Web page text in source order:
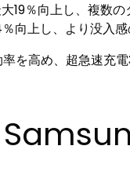
％向上し、複数
上し、より没入
を高め、超急速充